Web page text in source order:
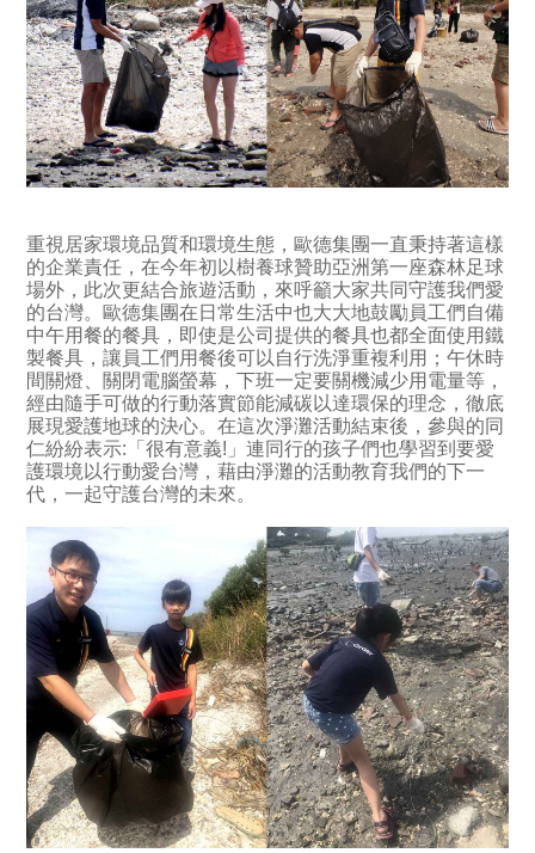
重視居家環境品質和環境生態，歐德集團一直秉持著這樣
的企業責任，在今年初以樹養球贊助亞洲第一座森林足球
場外，此次更結合旅遊活動，來呼籲大家共同守護我們愛
的台灣。歐德集團在日常生活中也大大地鼓勵員工們自備
中午用餐的餐具，即使是公司提供的餐具也都全面使用鐵
製餐具，讓員工們用餐後可以自行洗淨重複利用；午休時
間關燈、關閉電腦螢幕，下班一定要關機減少用電量等，
經由隨手可做的行動落實節能減碳以達環保的理念，徹底
展現愛護地球的決心。在這次淨灘活動結束後，參與的同
仁紛紛表示:「很有意義!」連同行的孩子們也學習到要愛
護環境以行動愛台灣，藉由淨灘的活動教育我們的下一
代，一起守護台灣的未來。